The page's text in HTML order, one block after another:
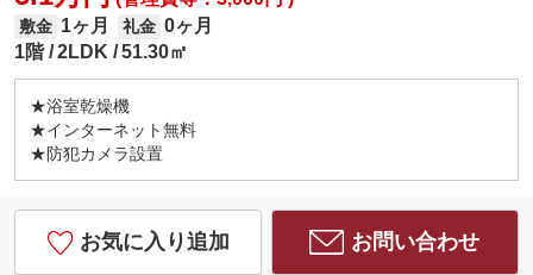
敷金 1ヶ月 礼金 0ヶ月
1階 2LDK 51.30㎡
★浴室乾燥機
★インターネット無料
★防犯カメラ設置
お気に入り追加 お問い合わせ